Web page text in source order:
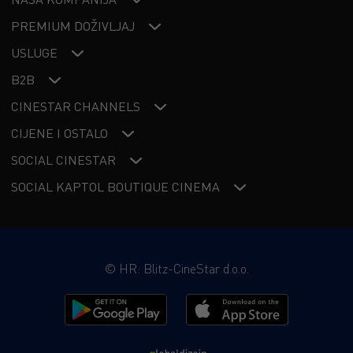
PREMIUM DOŽIVLJAJ
USLUGE
B2B
CINESTAR CHANNELS
CIJENE I OSTALO
SOCIAL CINESTAR
SOCIAL KAPTOL BOUTIQUE CINEMA
© HR: Blitz-CineStar d.o.o.